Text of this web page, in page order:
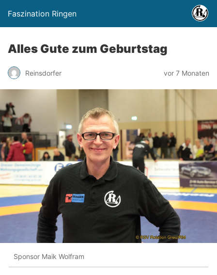
Faszination Ringen
Alles Gute zum Geburtstag
Reinsdorfer vor 7 Monaten
Sponsor Maik Wolfram